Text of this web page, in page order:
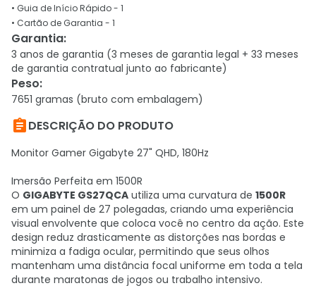
• Guia de Início Rápido - 1
• Cartão de Garantia - 1
Garantia:
3 anos de garantia (3 meses de garantia legal + 33 meses
de garantia contratual junto ao fabricante)
Peso:
7651 gramas (bruto com embalagem)
DESCRIÇÃO DO PRODUTO
Monitor Gamer Gigabyte 27" QHD, 180Hz
Imersão Perfeita em 1500R
O GIGABYTE GS27QCA utiliza uma curvatura de 1500R
em um painel de 27 polegadas, criando uma experiência
visual envolvente que coloca você no centro da ação. Este
design reduz drasticamente as distorções nas bordas e
minimiza a fadiga ocular, permitindo que seus olhos
mantenham uma distância focal uniforme em toda a tela
durante maratonas de jogos ou trabalho intensivo.